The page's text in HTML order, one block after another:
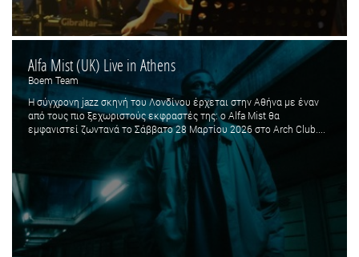
Alfa Mist (UK) Live in Athens
Boem Team
Η σύγχρονη jazz σκηνή του Λονδίνου έρχεται στην Αθήνα με έναν
από τους πιο ξεχωριστούς εκφραστές της: ο Alfa Mist θα
εμφανιστεί ζωντανά το Σάββατο 28 Μαρτίου 2026 στο Arch Club....